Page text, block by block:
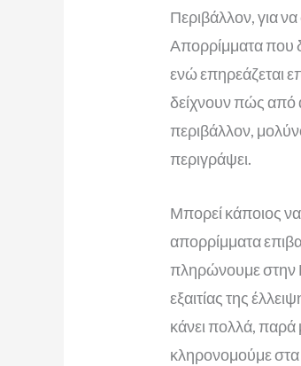
Περιβάλλον, για
Απορρίμματα που
ενώ επηρεάζεται
δείχνουν πώς από
περιβάλλον,
περιγράψει.
Μπορεί κάποιος να
απορρίμματα
πληρώνουμε στην
εξαιτίας της
κάνει πολλά,
κληρονομούμε στα